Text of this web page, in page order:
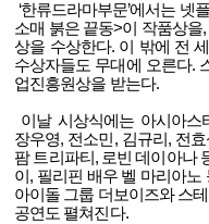
‘한류드라마부문’에서는 넷
소매 붉은 끝동>이 작품상을,
상을 수상한다. 이 밖에 전
수상자들도 무대에 오른다.
업진흥원상을 받는다.
이날 시상식에는 아시아스
장우영, 전소민, 김규리 , 전효
팜 트리파티 , 로빈 데이아나
이 , 필리핀 배우 벨 마리아노
아이돌 그룹 더보이즈와 스
공연도 펼쳐진다.